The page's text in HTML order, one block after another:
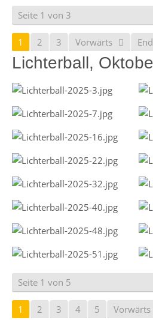
Seite 1 von 3
1 2 3 Vorwärts
Lichterball,
Seite 1 von 5
1 2 3 4 5 Vorwärts